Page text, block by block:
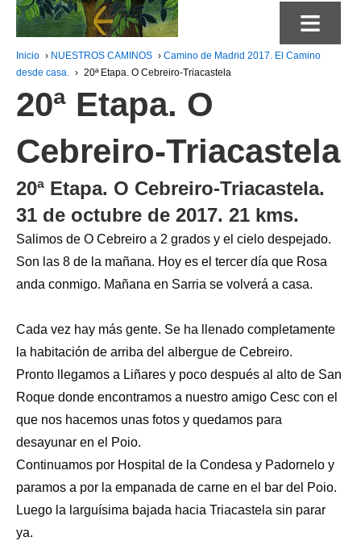
≡
Inicio › NUESTROS CAMINOS › Camino de Madrid 2017. El Camino
desde casa. › 20ª Etapa. O Cebreiro-Triacastela
20ª Etapa. O
Cebreiro-Triacastela
20ª Etapa. O Cebreiro-Triacastela.
31 de octubre de 2017. 21 kms.
Salimos de O Cebreiro a 2 grados y el cielo despejado.
Son las 8 de la mañana. Hoy es el tercer día que Rosa
anda conmigo. Mañana en Sarria se volverá a casa.
Cada vez hay más gente. Se ha llenado completamente
la habitación de arriba del albergue de Cebreiro.
Pronto llegamos a Liñares y poco después al alto de San
Roque donde encontramos a nuestro amigo Cesc con el
que nos hacemos unas fotos y quedamos para
desayunar en el Poio.
Continuamos por Hospital de la Condesa y Padornelo y
paramos a por la empanada de carne en el bar del Poio.
Luego la larguísima bajada hacia Triacastela sin parar
ya.